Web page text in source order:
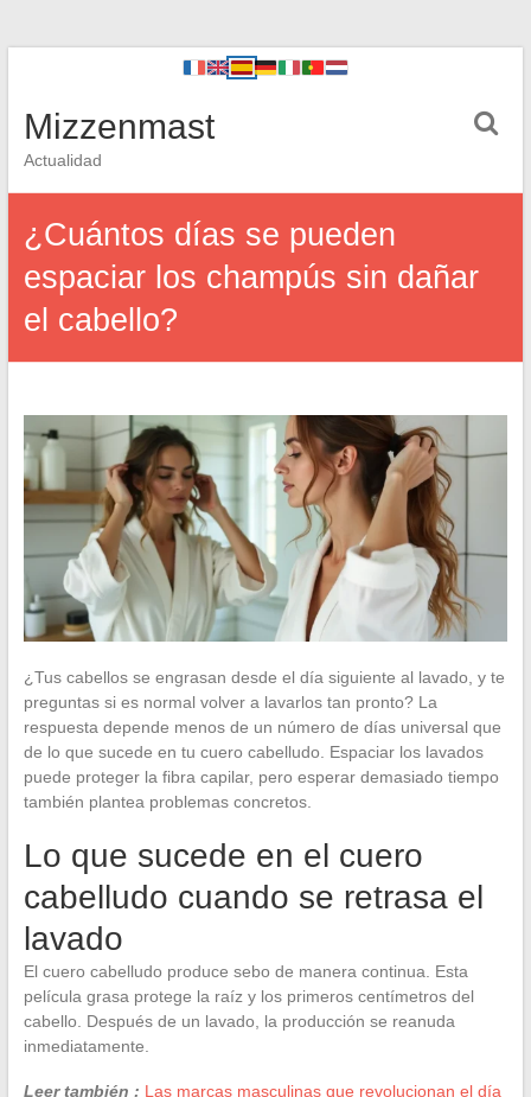
Mizzenmast
Actualidad
¿Cuántos días se pueden
espaciar los champús sin dañar
el cabello?
¿Tus cabellos se engrasan desde el día siguiente al lavado, y te
preguntas si es normal volver a lavarlos tan pronto? La
respuesta depende menos de un número de días universal que
de lo que sucede en tu cuero cabelludo. Espaciar los lavados
puede proteger la fibra capilar, pero esperar demasiado tiempo
también plantea problemas concretos.
Lo que sucede en el cuero
cabelludo cuando se retrasa el
lavado
El cuero cabelludo produce sebo de manera continua. Esta
película grasa protege la raíz y los primeros centímetros del
cabello. Después de un lavado, la producción se reanuda
inmediatamente.
Leer también : Las marcas masculinas que revolucionan el día